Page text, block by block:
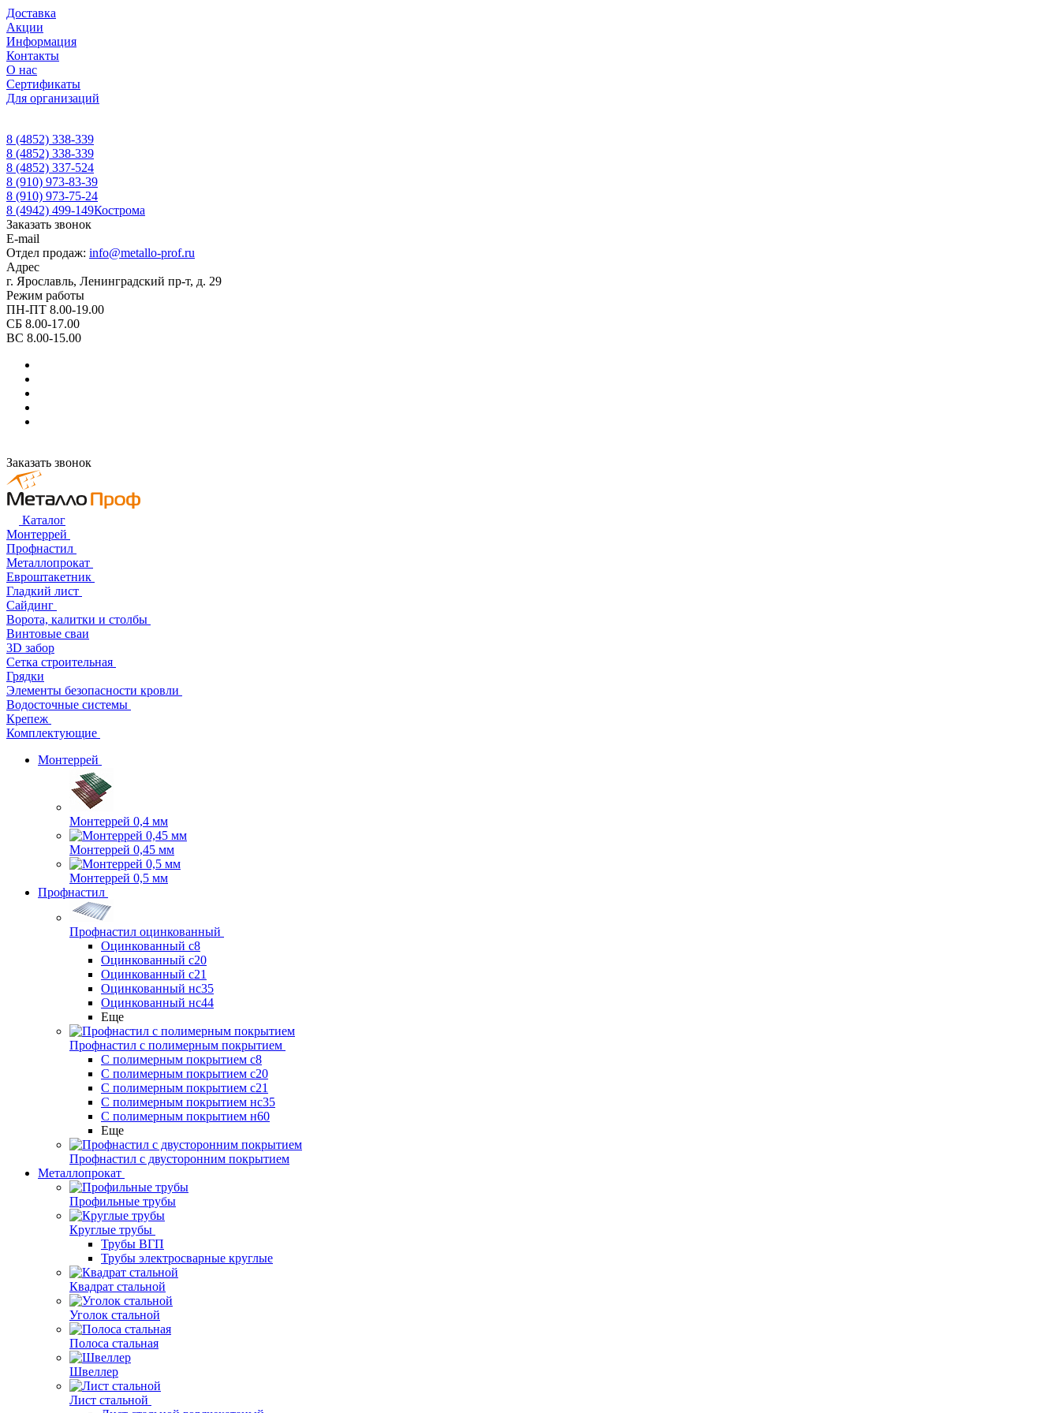
Доставка
Акции
Информация
Контакты
О нас
Сертификаты
Для организаций
8 (4852) 338-339
8 (4852) 338-339
8 (4852) 337-524
8 (910) 973-83-39
8 (910) 973-75-24
8 (4942) 499-149Кострома
Заказать звонок
E-mail
Отдел продаж: info@metallo-prof.ru
Адрес
г. Ярославль, Ленинградский пр-т, д. 29
Режим работы
ПН-ПТ 8.00-19.00
СБ 8.00-17.00
ВС 8.00-15.00
Заказать звонок
Каталог
Монтеррей
Профнастил
Металлопрокат
Евроштакетник
Гладкий лист
Сайдинг
Ворота, калитки и столбы
Винтовые сваи
3D забор
Сетка строительная
Грядки
Элементы безопасности кровли
Водосточные системы
Крепеж
Комплектующие
Монтеррей
Монтеррей 0,4 мм
Монтеррей 0,45 мм
Монтеррей 0,5 мм
Профнастил
Профнастил оцинкованный
Оцинкованный с8
Оцинкованный с20
Оцинкованный с21
Оцинкованный нс35
Оцинкованный нс44
Еще
Профнастил с полимерным покрытием
С полимерным покрытием с8
С полимерным покрытием с20
С полимерным покрытием с21
С полимерным покрытием нс35
С полимерным покрытием н60
Еще
Профнастил с двусторонним покрытием
Металлопрокат
Профильные трубы
Круглые трубы
Трубы ВГП
Трубы электросварные круглые
Квадрат стальной
Уголок стальной
Полоса стальная
Швеллер
Лист стальной